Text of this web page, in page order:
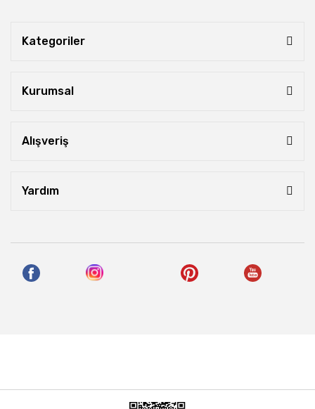
Kategoriler
Kurumsal
Alışveriş
Yardım